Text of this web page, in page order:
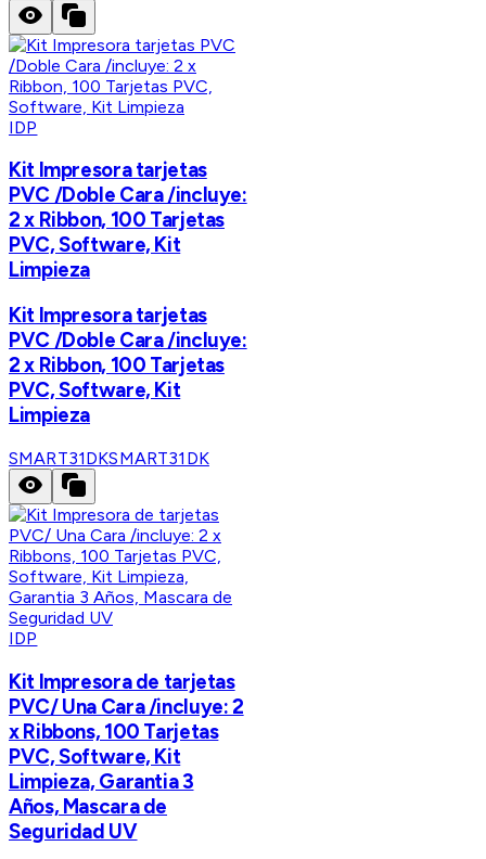
IDP
Kit Impresora tarjetas
PVC /Doble Cara /incluye:
2 x Ribbon, 100 Tarjetas
PVC, Software, Kit
Limpieza
Kit Impresora tarjetas
PVC /Doble Cara /incluye:
2 x Ribbon, 100 Tarjetas
PVC, Software, Kit
Limpieza
SMART31DKSMART31DK
IDP
Kit Impresora de tarjetas
PVC/ Una Cara /incluye: 2
x Ribbons, 100 Tarjetas
PVC, Software, Kit
Limpieza, Garantia 3
Años, Mascara de
Seguridad UV